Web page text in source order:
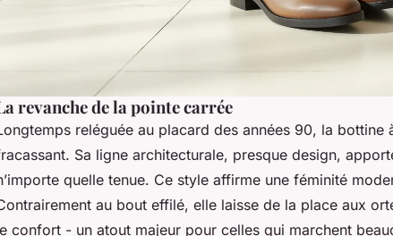
revanche de la pointe carrée
reléguée au placard des années 90, la
Sa ligne architecturale, presque design,
quelle tenue. Ce style affirme une féminité
au bout effilé, elle laisse de la place aux
confort - un atout majeur pour celles qui marchent